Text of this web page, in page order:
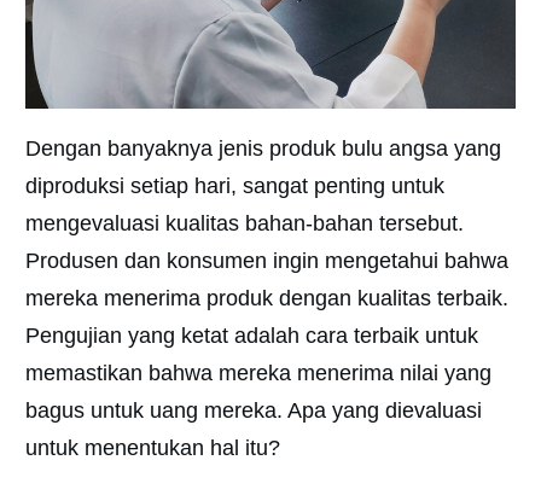
Dengan banyaknya jenis produk bulu angsa yang
diproduksi setiap hari, sangat penting untuk
mengevaluasi kualitas bahan-bahan tersebut.
Produsen dan konsumen ingin mengetahui bahwa
mereka menerima produk dengan kualitas terbaik.
Pengujian yang ketat adalah cara terbaik untuk
memastikan bahwa mereka menerima nilai yang
bagus untuk uang mereka. Apa yang dievaluasi
untuk menentukan hal itu?